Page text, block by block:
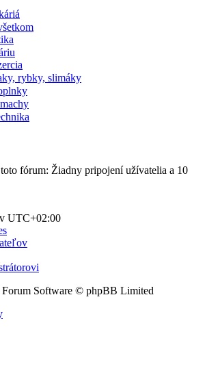
rybky, slimáky
fórum: Žiadny pripojení užívatelia a 10
UTC+02:00
Software © phpBB Limited